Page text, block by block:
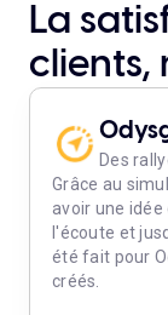
La
clients,
Des
Grâce au
avoir une
l'écoute et
été fait pour
créés.